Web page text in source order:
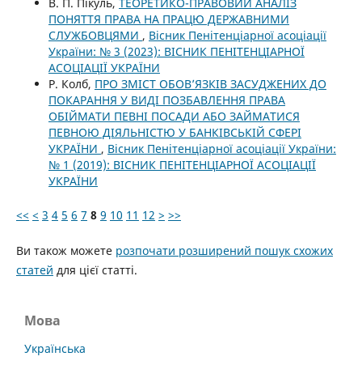
ПОНЯТТЯ ПРАВА НА ПРАЦЮ ДЕРЖАВНИМИ
СЛУЖБОВЦЯМИ , Вісник Пенітенціарної асоціації
України: № 3 (2023): ВІСНИК ПЕНІТЕНЦІАРНОЇ
АСОЦІАЦІЇ УКРАЇНИ
Р. Колб, ПРО ЗМІСТ ОБОВ’ЯЗКІВ ЗАСУДЖЕНИХ ДО
ПОКАРАННЯ У ВИДІ ПОЗБАВЛЕННЯ ПРАВА
ОБІЙМАТИ ПЕВНІ ПОСАДИ АБО ЗАЙМАТИСЯ
ПЕВНОЮ ДІЯЛЬНІСТЮ У БАНКІВСЬКІЙ СФЕРІ
УКРАЇНИ , Вісник Пенітенціарної асоціації України:
№ 1 (2019): ВІСНИК ПЕНІТЕНЦІАРНОЇ АСОЦІАЦІЇ
УКРАЇНИ
<< < 3 4 5 6 7 8 9 10 11 12 > >>
Ви також можете розпочати розширений пошук схожих
статей для цієї статті.
Мова
Українська